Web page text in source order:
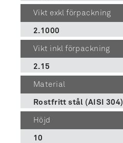
Vikt exkl förpackning
2.1000
Vikt inkl förpackning
2.15
Material
Rostfritt stål (AISI 304)
Höjd
10